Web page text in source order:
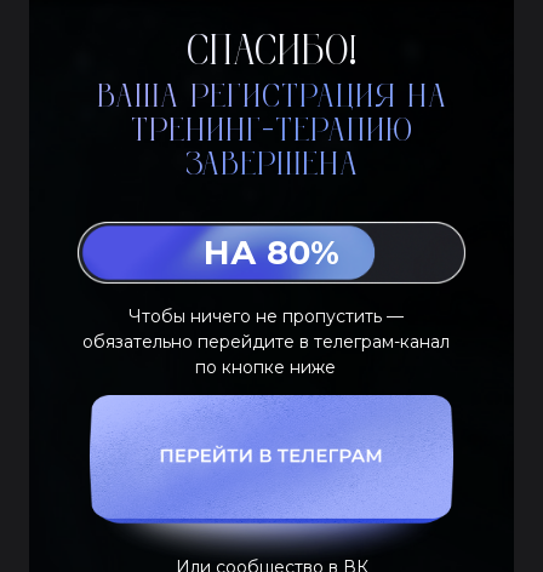
Ваша регистрация на
тренинг-терапию
завершена
СПАСИБО!
Чтобы ничего не пропустить —
обязательно перейдите в телеграм-канал
по кнопке ниже
Или сообщество в ВК
НА 80%